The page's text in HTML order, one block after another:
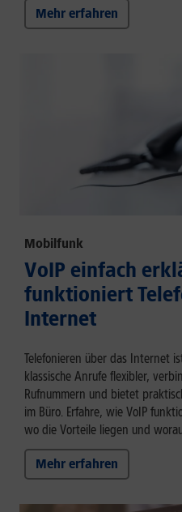
Mehr erfahren
Mobilfunk
VoIP einfach
funktioniert
Internet
Telefonieren über das Internet
klassische Anrufe flexibler,
Rufnummern und bietet
im Büro. Erfahre, wie VoIP
wo die Vorteile liegen und
Mehr erfahren